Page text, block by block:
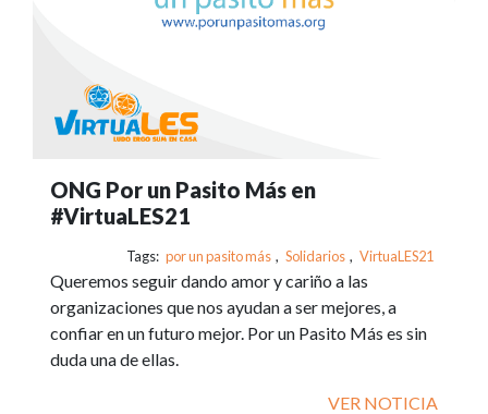
ONG Por un Pasito Más en
#VirtuaLES21
Tags: por un pasito más , Solidarios , VirtuaLES21
Queremos seguir dando amor y cariño a las
organizaciones que nos ayudan a ser mejores, a
confiar en un futuro mejor. Por un Pasito Más es sin
duda una de ellas.
VER NOTICIA